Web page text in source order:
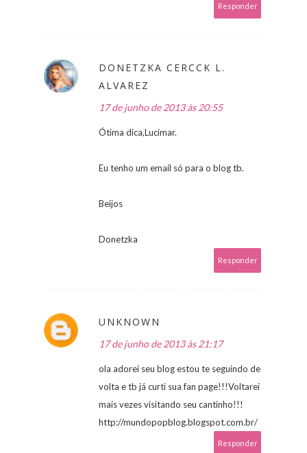
Responder
DONETZKA CERCCK L.
ALVAREZ
17 de junho de 2013 às 20:55
Ótima dica,Lucimar.
Eu tenho um email só para o blog tb.
Beijos
Donetzka
Responder
UNKNOWN
17 de junho de 2013 às 21:17
ola adorei seu blog estou te seguindo de
volta e tb já curti sua fan page!!!Voltarei
mais vezes visitando seu cantinho!!!
http://mundopopblog.blogspot.com.br/
Responder